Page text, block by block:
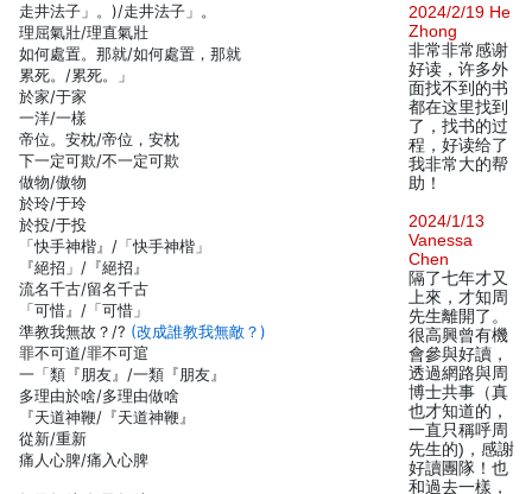
走井法子」。)/走井法子」。
理屈氣壯/理直氣壯
如何處置。那就/如何處置，那就
累死。/累死。」
於家/于家
一洋/一樣
帝位。安枕/帝位，安枕
下一定可欺/不一定可欺
做物/傲物
於玲/于玲
於投/于投
「快手神楷』/「快手神楷」
『絕招」/『絕招』
流名千古/留名千古
「可惜』/「可惜」
準教我無故？/? (改成誰教我無敵？)
罪不可道/罪不可逭
一「類『朋友』/一類『朋友』
多理由於啥/多理由做啥
『天道神鞭/『天道神鞭』
從新/重新
痛人心脾/痛入心脾
2024/2/19 He
Zhong
非常非常感谢
好读，许多外
面找不到的书
都在这里找到
了，找书的过
程，好读给了
我非常大的帮
助！
2024/1/13
Vanessa
Chen
隔了七年才又
上來，才知周
先生離開了。
很高興曾有機
會參與好讀，
透過網路與周
博士共事（真
也才知道的，
一直只稱呼周
先生的)，感謝
好讀團隊！也
和過去一樣，